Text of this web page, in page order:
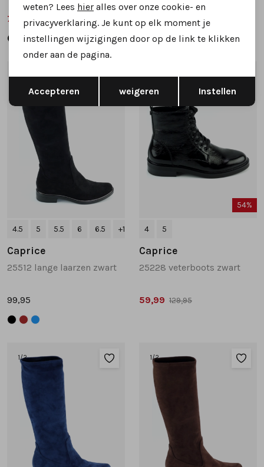
79,99 99,95 79,99 99,95
1/2
4.5 5 5.5 6 6.5 +1
Caprice
25512 lange laarzen zwart
99,95
1/2
54%
4 5
Caprice
25228 veterboots zwart
59,99 129,95
1/2 1 /2
Terug Opslaan
weten? Lees hier alles over onze cookie- en
privacyverklaring. Je kunt op elk moment je
instellingen wijzigingen door op de link te klikken
onder aan de pagina.
Accepteren weigeren Instellen